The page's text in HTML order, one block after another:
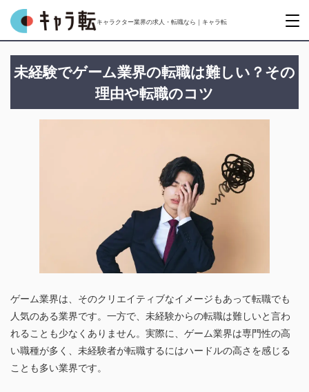
キャラクター業界の求人・転職なら｜キャラ転
未経験でゲーム業界の転職は難しい？その
理由や転職のコツ
ゲーム業界は、そのクリエイティブなイメージもあって転職でも
人気のある業界です。一方で、未経験からの転職は難しいと言わ
れることも少なくありません。実際に、ゲーム業界は専門性の高
い職種が多く、未経験者が転職するにはハードルの高さを感じる
ことも多い業界です。